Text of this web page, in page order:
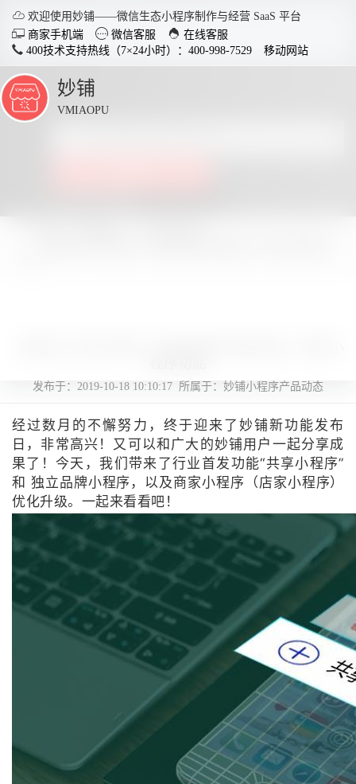
 欢迎使用妙铺——微信生态小程序制作与经营 SaaS 平台
 商家手机端  微信客服  在线客服
400技术支持热线（7×24小时）：400-998-7529
移动网站
妙铺
VMIAOPU
发布于：2019-10-18 10:10:17 所属于：妙铺小程序产品动态
经过数月的不懈努力，终于迎来了妙铺新功能发布
日，非常高兴！又可以和广大的妙铺用户一起分享成
果了！今天，我们带来了行业首发功能“共享小程序”
和 独立品牌小程序，以及商家小程序（店家小程序）
优化升级。一起来看看吧！